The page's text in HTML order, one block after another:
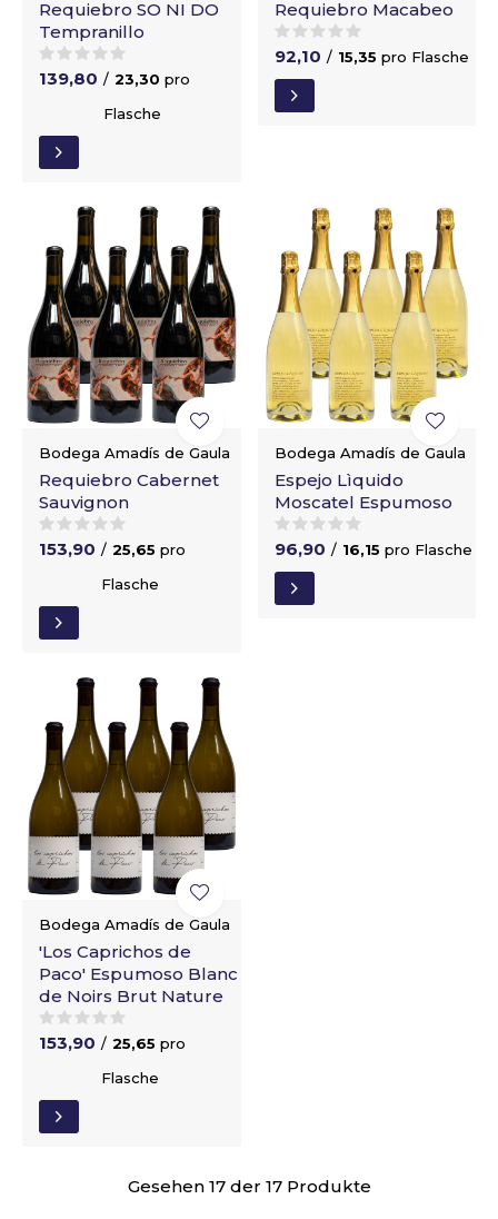
Requiebro SO NI DO
Tempranillo
139,80 / 23,30 pro
Flasche
Requiebro Macabeo
92,10 / 15,35 pro Flasche
Bodega Amadís de Gaula
Requiebro Cabernet
Sauvignon
153,90 / 25,65 pro
Flasche
Bodega Amadís de Gaula
Espejo Lìquido
Moscatel Espumoso
96,90 / 16,15 pro Flasche
Bodega Amadís de Gaula
'Los Caprichos de
Paco' Espumoso Blanc
de Noirs Brut Nature
153,90 / 25,65 pro
Flasche
Gesehen 17 der 17 Produkte